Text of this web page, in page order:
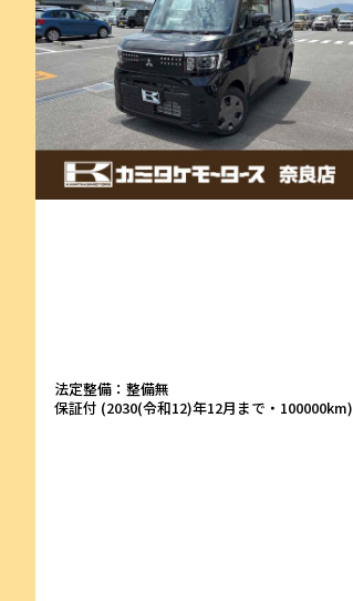
法定整備：整備無
保証付 (2030(令和12)年12月まで・100000km)